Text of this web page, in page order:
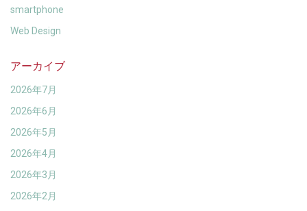
smartphone
Web Design
アーカイブ
2026年7月
2026年6月
2026年5月
2026年4月
2026年3月
2026年2月